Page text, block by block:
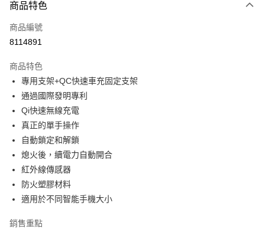
信用卡一次付款
信用卡分期付款
合作金庫商業銀行
華南商業銀行
上海商業儲蓄銀行
國泰世華商業銀行
臺灣中小企業銀行
匯豐（台灣）商業銀行
聯邦商業銀行
元大商業銀行
玉山商業銀行
台新國際商業銀行
台灣樂天信用卡公司
超商取貨付款
LINE Pay
Apple Pay
街口支付
Google Pay
ATM付款
商品特色
商品編號
8114891
商品特色
專用支架+QC快速車充固定支架
通過國際發明專利
Qi快速無線充電
真正的單手操作
自動鎖定和解鎖
熄火後，續電力自動開合
紅外線傳感器
防火塑膠材料
適用於不同智能手機大小
銷售重點